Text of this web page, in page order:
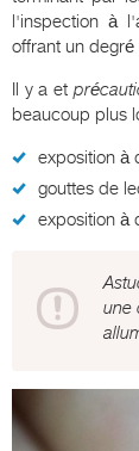
l'inspection à
offrant un
Il y a et
beaucoup plus
exposition à
gouttes de
exposition à
une